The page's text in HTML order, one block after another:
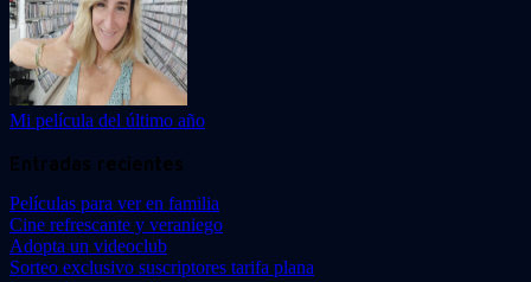
Mi película del último año
Entradas recientes
Películas para ver en familia
Cine refrescante y veraniego
Adopta un videoclub
Sorteo exclusivo suscriptores tarifa plana